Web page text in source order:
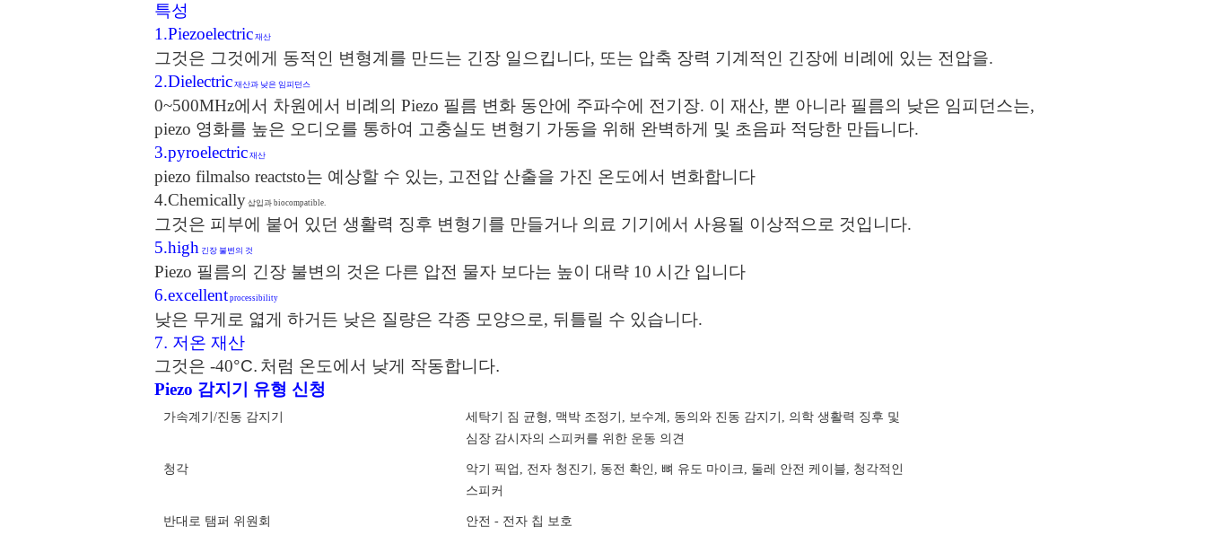
특성
1.Piezoelectric 재산
그것은 그것에게 동적인 변형계를 만드는 긴장 일으킵니다, 또는 압축 장력 기계적인 긴장에 비례에 있는 전압을.
2.Dielectric 재산과 낮은 임피던스
0~500MHz에서 차원에서 비례의 Piezo 필름 변화 동안에 주파수에 전기장. 이 재산, 뿐 아니라 필름의 낮은 임피던스는,
piezo 영화를 높은 오디오를 통하여 고충실도 변형기 가동을 위해 완벽하게 및 초음파 적당한 만듭니다.
3.pyroelectric 재산
piezo filmalso reactsto는 예상할 수 있는, 고전압 산출을 가진 온도에서 변화합니다
4.Chemically 삽입과 biocompatible.
그것은 피부에 붙어 있던 생활력 징후 변형기를 만들거나 의료 기기에서 사용될 이상적으로 것입니다.
5.high 긴장 불변의 것
Piezo 필름의 긴장 불변의 것은 다른 압전 물자 보다는 높이 대략 10 시간 입니다
6.excellent processibility
낮은 무게로 엷게 하거든 낮은 질량은 각종 모양으로, 뒤틀릴 수 있습니다.
7. 저온 재산
그것은 -40°C. 처럼 온도에서 낮게 작동합니다.
Piezo 감지기 유형 신청
가속계기/진동 감지기
세탁기 짐 균형, 맥박 조정기, 보수계, 동의와 진동 감지기, 의학 생활력 징후 및
심장 감시자의 스피커를 위한 운동 의견
청각
악기 픽업, 전자 청진기, 동전 확인, 뼈 유도 마이크, 둘레 안전 케이블, 청각적인
스피커
반대로 탬퍼 위원회 안전 - 전자 칩 보호